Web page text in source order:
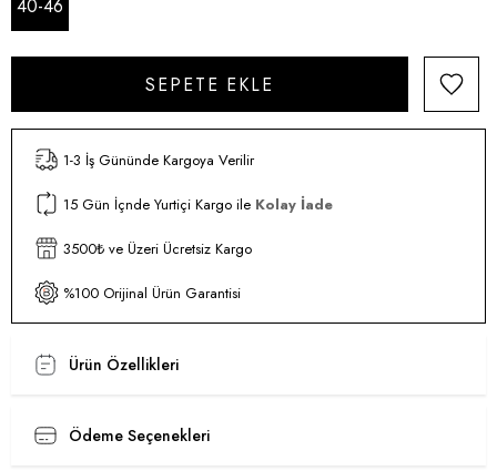
40-46
1-3 İş Gününde Kargoya Verilir
15 Gün İçnde Yurtiçi Kargo ile Kolay İade
3500₺ ve Üzeri Ücretsiz Kargo
%100 Orijinal Ürün Garantisi
Ürün Özellikleri
Ödeme Seçenekleri